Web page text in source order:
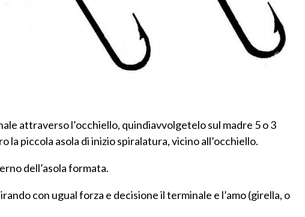
attraverso l’occhiello, quindiavvolgetelo sul madre 5 o 3
la piccola asola di inizio spiralatura, vicino all’occhiello.
dell’asola formata.
con ugual forza e decisione il terminale e l’amo (girella, o